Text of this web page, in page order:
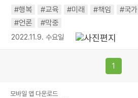
#행복 #교육 #미래 #책임 #국가
#언론
#막중
2022.11.9. 수요일
1
모바일 앱 다운로드